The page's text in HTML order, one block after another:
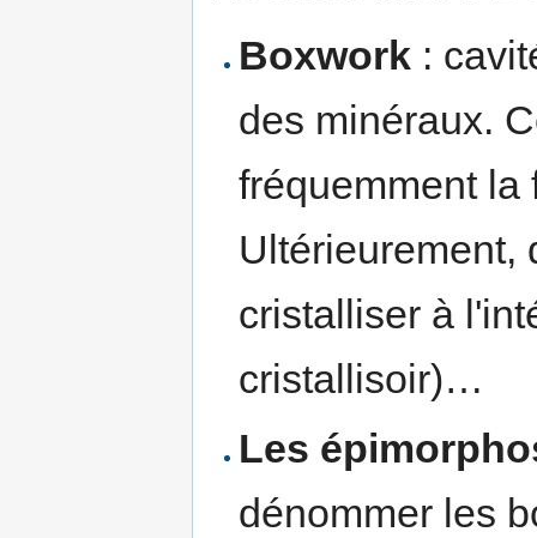
Boxwork :
des minéraux.
fréquemment la
Ultérieurement,
cristalliser à
cristallisoir)…
Les
dénommer les